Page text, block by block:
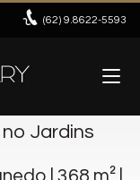
(62) 9.8622-5593
Jardins
| 368 m² |